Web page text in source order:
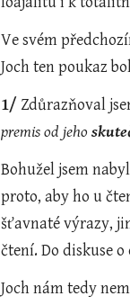
Ve svém
Joch ten poukaz
1/ Zdůrazňoval
premis od jeho
Bohužel jsem
proto, aby ho u
šťavnaté výrazy,
čtení. Do diskuse
Joch nám tedy